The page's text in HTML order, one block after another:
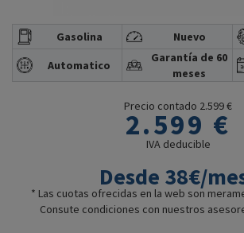
Gasolina Nuevo
Automatico
Garantía de 60
meses
Precio contado 2.599 €
2.599 €
IVA deducible
Desde 38€/
* Las cuotas ofrecidas en la web son
Consute condiciones con nuestros